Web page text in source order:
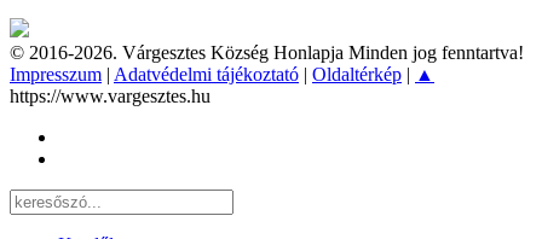
© 2016-2026. Várgesztes Község Honlapja Minden jog fenntartva!
Impresszum Adatvédelmi tájékoztató Oldaltérkép
▲
https://www.vargesztes.hu